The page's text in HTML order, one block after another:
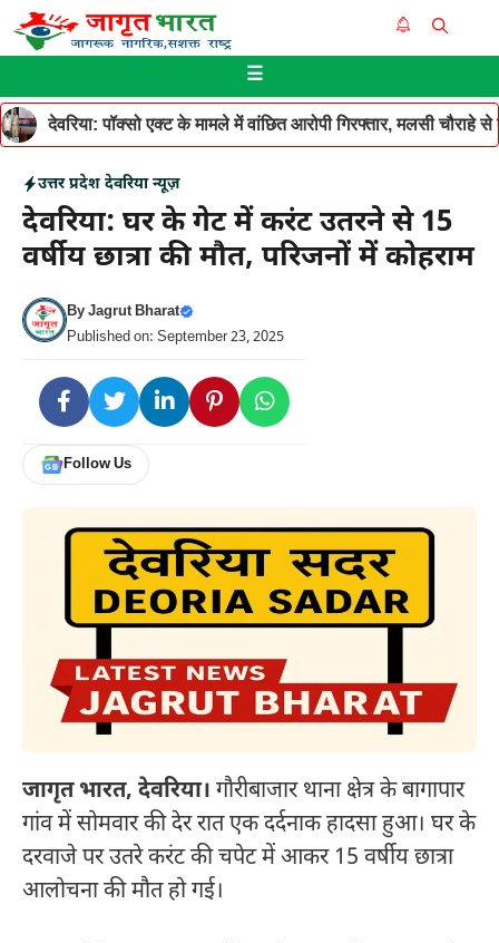
Skip
to
☰
देवरिया: पॉक्सो एक्ट के मामले में वांछित आरोपी गिरफ्तार, मलसी चौराहे
उत्तर प्रदेश देवरिया न्यूज़
देवरिया: घर के गेट में करंट उतरने से 15
वर्षीय छात्रा की मौत, परिजनों में कोहराम
ByJagrut Bharat
Published on: September 23, 2025
Follow Us
जागृत भारत, देवरिया। गौरीबाजार थाना क्षेत्र के बागापार
गांव में सोमवार की देर रात एक दर्दनाक हादसा हुआ। घर के
दरवाजे पर उतरे करंट की चपेट में आकर 15 वर्षीय छात्रा
आलोचना की मौत हो गई।